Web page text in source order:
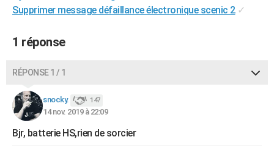
Supprimer message défaillance électronique scenic 2 ✓
1 réponse
RÉPONSE 1 / 1
snocky. 147
14 nov. 2019 à 22:09
Bjr, batterie HS,rien de sorcier